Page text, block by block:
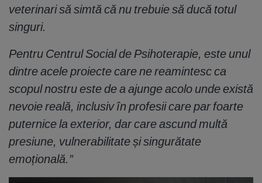
veterinari să simtă că nu trebuie să ducă totul
singuri.
Pentru Centrul Social de Psihoterapie, este unul
dintre acele proiecte care ne reamintesc ca
scopul nostru este de a ajunge acolo unde există
nevoie reală, inclusiv în profesii care par foarte
puternice la exterior, dar care ascund multă
presiune, vulnerabilitate și singurătate
emoțională.”